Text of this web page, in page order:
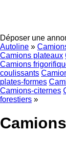
Déposer une
Autoline »
Camions plateaux
Camions
coulissants
plates-formes
Camions-citernes
forestiers »